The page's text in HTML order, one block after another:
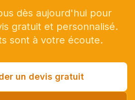
dès aujourd'hui pour
gratuit et personnalisé.
sont à votre écoute.
un devis gratuit